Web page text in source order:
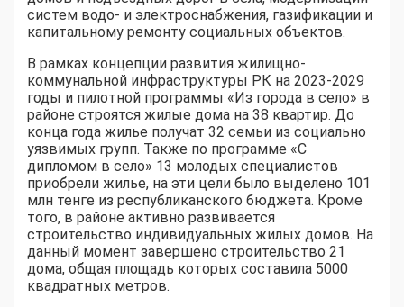
систем водо- и электроснабжения, газификации и
капитальному ремонту социальных объектов.
В рамках концепции развития жилищно-
коммунальной инфраструктуры РК на 2023-2029
годы и пилотной программы «Из города в село» в
районе строятся жилые дома на 38 квартир. До
конца года жилье получат 32 семьи из социально
уязвимых групп. Также по программе «С
дипломом в село» 13 молодых специалистов
приобрели жилье, на эти цели было выделено 101
млн тенге из республиканского бюджета. Кроме
того, в районе активно развивается
строительство индивидуальных жилых домов. На
данный момент завершено строительство 21
дома, общая площадь которых составила 5000
квадратных метров.